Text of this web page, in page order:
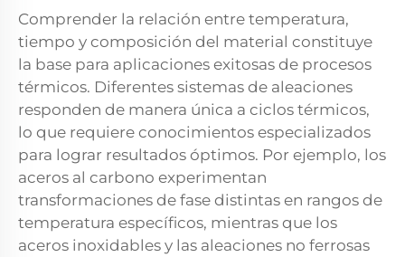
Comprender la relación entre temperatura,
tiempo y composición del material constituye
la base para aplicaciones exitosas de procesos
térmicos. Diferentes sistemas de aleaciones
responden de manera única a ciclos térmicos,
lo que requiere conocimientos especializados
para lograr resultados óptimos. Por ejemplo, los
aceros al carbono experimentan
transformaciones de fase distintas en rangos de
temperatura específicos, mientras que los
aceros inoxidables y las aleaciones no ferrosas